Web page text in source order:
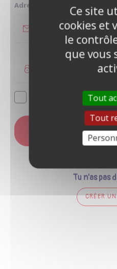
Adresse e-mail
Se souvenir de moi
Tu n'as pas
CRÉER
Ce site
cookies et
le
que vous
Tout
Tout